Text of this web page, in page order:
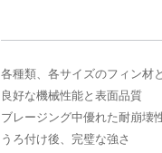
各種類、各サイズのフィン材
良好な機械性能と表面品質
ブレージング中優れた耐崩壊
うろ付け後、完璧な強さ